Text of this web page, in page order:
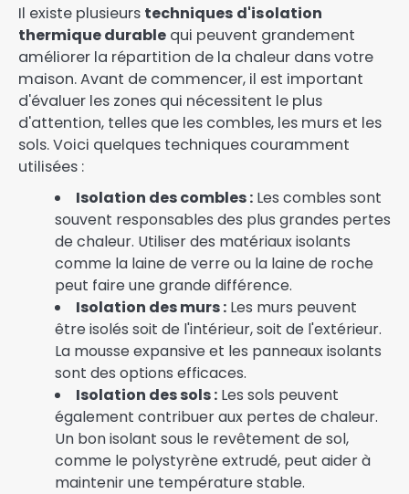
Il existe plusieurs techniques d'isolation
thermique durable qui peuvent grandement
améliorer la répartition de la chaleur dans votre
maison. Avant de commencer, il est important
d'évaluer les zones qui nécessitent le plus
d'attention, telles que les combles, les murs et les
sols. Voici quelques techniques couramment
utilisées :
Isolation des combles : Les combles sont
souvent responsables des plus grandes pertes
de chaleur. Utiliser des matériaux isolants
comme la laine de verre ou la laine de roche
peut faire une grande différence.
Isolation des murs : Les murs peuvent
être isolés soit de l'intérieur, soit de l'extérieur.
La mousse expansive et les panneaux isolants
sont des options efficaces.
Isolation des sols : Les sols peuvent
également contribuer aux pertes de chaleur.
Un bon isolant sous le revêtement de sol,
comme le polystyrène extrudé, peut aider à
maintenir une température stable.